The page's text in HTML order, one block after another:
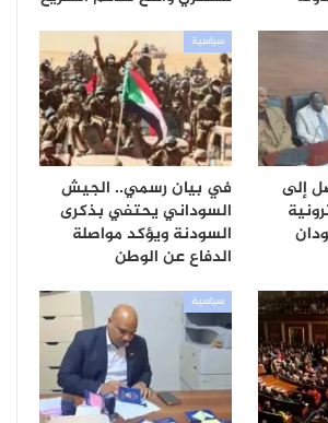
إلى
سياسية
في بيان رسمي.. الجيش
السوداني يحتفي بذكرى
السودنة ويؤكد مواصلة
الدفاع عن الوطن
سياسية